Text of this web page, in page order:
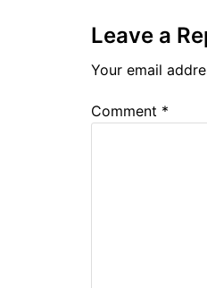
Leave a
Your email
Comment *